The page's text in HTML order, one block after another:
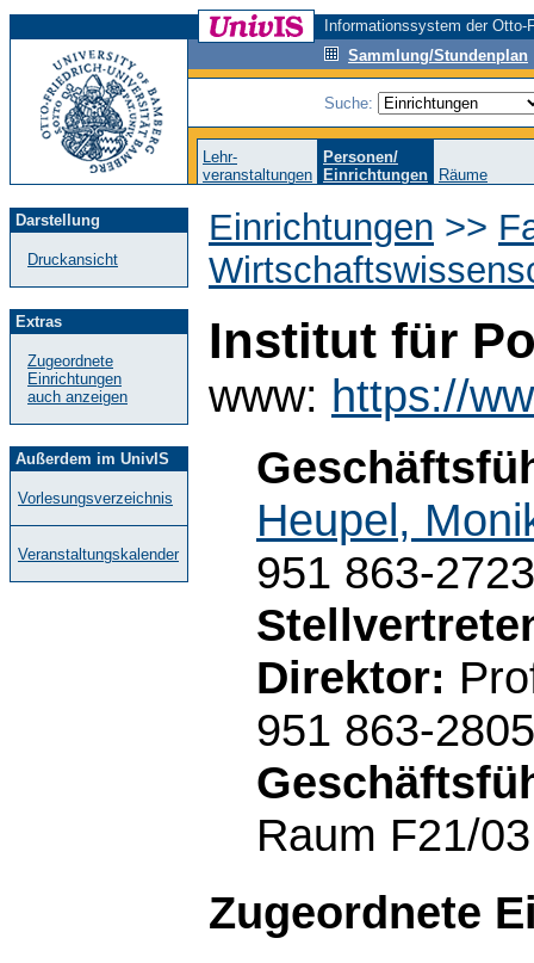
Informationssystem der
Sammlung/Stundenplan
Suche:
Lehr-
veranstaltungen
Personen/
Einrichtungen
Räume
Darstellung
Druckansicht
Extras
Zugeordnete
Einrichtungen
auch anzeigen
Außerdem im UnivIS
Vorlesungsverzeichnis
Veranstaltungskalender
Einrichtungen >>
Institut für
www: https://
Heupel,
951 863-2723
Direktor:
951 863-2805
Raum F21/
Zugeordnete